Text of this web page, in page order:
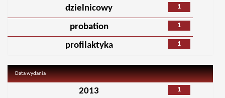
1
dzielnicowy
1
probation
1
profilaktyka
Data wydania
1
2013